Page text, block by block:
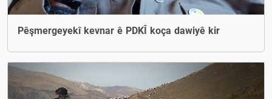
Pêşmergeyekî kevnar ê PDKÎ koça dawiyê kir